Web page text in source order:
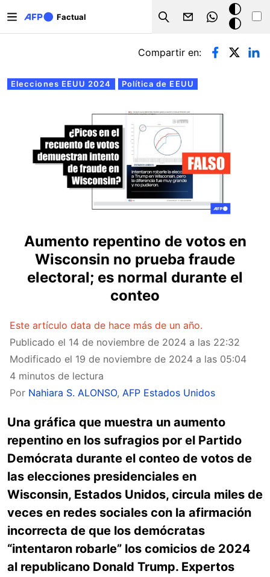
Factual
Search
Modo
oscuro
Solapas principales
Elecciones EEUU 2024 Política de EEUU
Compartir en:
Aumento repentino de votos en
Wisconsin no prueba fraude
electoral; es normal durante el
conteo
Este artículo data de hace más de un año.
Publicado el 14 de noviembre de 2024 a las 22:32
Modificado el 19 de noviembre de 2024 a las 05:04
4 minutos de lectura
Por Nahiara S. ALONSO, AFP Estados Unidos
Una gráfica que muestra un aumento
repentino en los sufragios por el Partido
Demócrata durante el conteo de votos de
las elecciones presidenciales en
Wisconsin, Estados Unidos, circula miles de
veces en redes sociales con la afirmación
incorrecta de que los demócratas
“intentaron robarle” los comicios de 2024
al republicano Donald Trump. Expertos